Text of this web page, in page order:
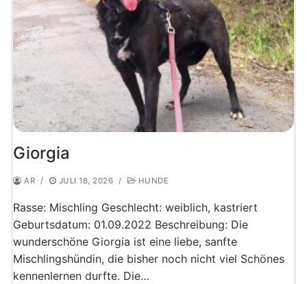
Giorgia
AR / JULI 18, 2026 / HUNDE
Rasse: Mischling Geschlecht: weiblich, kastriert
Geburtsdatum: 01.09.2022 Beschreibung: Die
wunderschöne Giorgia ist eine liebe, sanfte
Mischlingshündin, die bisher noch nicht viel Schönes
kennenlernen durfte. Die…